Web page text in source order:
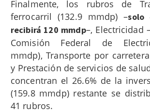
Finalmente, los rubros de
ferrocarril (132.9 mmdp) –solo
recibirá 120 mmdp–, Electricidad
Comisión Federal de
mmdp), Transporte por
y Prestación de servicios de
concentran el 26.6% de la
(159.8 mmdp) restante se
41 rubros.